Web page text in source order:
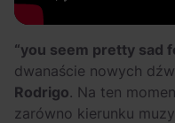
“you seem pretty sad
dwanaście nowych
Rodrigo. Na ten
zarówno kierunku